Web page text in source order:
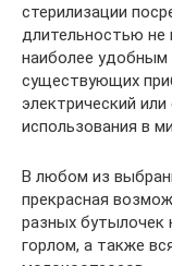
стерилизации
длительностью не
наиболее удобным
существующих
электрический
использования в
В любом из
прекрасная
разных бутылочек
горлом, а также